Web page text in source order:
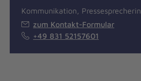
Kommunikation, Pressesprecherin
zum Kontakt-Formular
+49 831 52157601